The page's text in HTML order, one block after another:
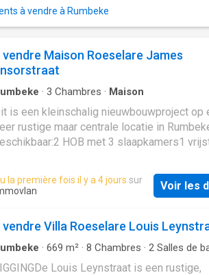
ligt in de deelgemeente Rumbeke, ten
zuid-oosten van het centrum van
AZ Delta met zeer goede
E403 (Brugge – Kortrijk –
op ongeveer 5 à 10 minuten rijden.-
industriezones.Vlotte aansluiting naar:
min) - Kortrijk (±20 min) - Brugge (±25
à vendre à Rumbeke
vendre Maison Roeselare James
· 3 Chambres · Maison
is een kleinschalig nieuwbouwproject op
rustige maar centrale locatie in
HOB met 3 slaapkamers1
op aanvraag. Pluspunten:- Zonnepanelen -
BEN woning- PVC
Ventilatiesysteem C+- Regenwater 10.000
la première fois il y a 4 jours sur
Voir les
vendre Villa Roeselare Louis
· 669 m² · 8 Chambres · 2 Salles de
Louis Leynstraat is een rustige,